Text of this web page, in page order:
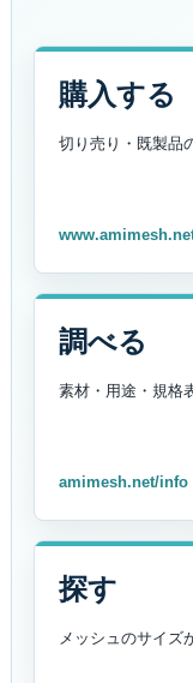
購入する
切り売り・既製品
調べる
素材・用途・規格
amimesh.net/
探す
メッシュのサイズ